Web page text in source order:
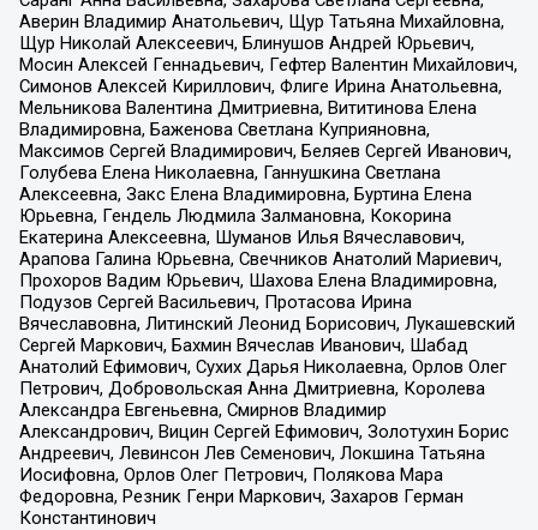
Аверин Владимир Анатольевич, Щур Татьяна Михайловна,
Щур Николай Алексеевич, Блинушов Андрей Юрьевич,
Мосин Алексей Геннадьевич, Гефтер Валентин Михайлович,
Симонов Алексей Кириллович, Флиге Ирина Анатольевна,
Мельникова Валентина Дмитриевна, Вититинова Елена
Владимировна, Баженова Светлана Куприяновна,
Максимов Сергей Владимирович, Беляев Сергей Иванович,
Голубева Елена Николаевна, Ганнушкина Светлана
Алексеевна, Закс Елена Владимировна, Буртина Елена
Юрьевна, Гендель Людмила Залмановна, Кокорина
Екатерина Алексеевна, Шуманов Илья Вячеславович,
Арапова Галина Юрьевна, Свечников Анатолий Мариевич,
Прохоров Вадим Юрьевич, Шахова Елена Владимировна,
Подузов Сергей Васильевич, Протасова Ирина
Вячеславовна, Литинский Леонид Борисович, Лукашевский
Сергей Маркович, Бахмин Вячеслав Иванович, Шабад
Анатолий Ефимович, Сухих Дарья Николаевна, Орлов Олег
Петрович, Добровольская Анна Дмитриевна, Королева
Александра Евгеньевна, Смирнов Владимир
Александрович, Вицин Сергей Ефимович, Золотухин Борис
Андреевич, Левинсон Лев Семенович, Локшина Татьяна
Иосифовна, Орлов Олег Петрович, Полякова Мара
Федоровна, Резник Генри Маркович, Захаров Герман
Константинович